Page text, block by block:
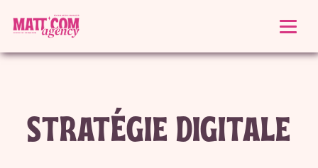
STRATÉGIE DIGITALE